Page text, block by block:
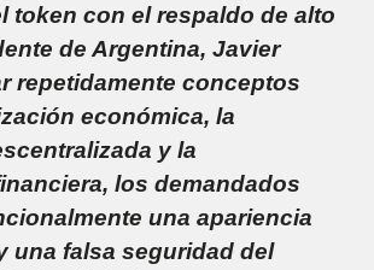
token con el respaldo de alto
de Argentina, Javier
repetidamente conceptos
económica, la
y la
los demandados
una apariencia
una falsa seguridad del